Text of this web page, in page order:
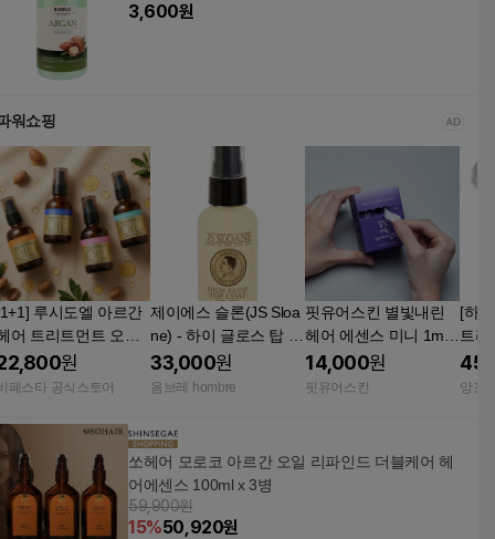
3,600원
워쇼핑
루시도엘 아르간
어 트리트먼트 오일
원
페스타 공식스토어
제이에스 슬론(JS Sloa
ne) - 하이 글로스 탑 코
트 헤어 아르간 오일 60
ml
33,000원
옴브레 hombre
핏유어스킨 별빛내린
헤어 에센스 미니 1ml 2
8개 휴대용 여행용 아
르간 오일 플로럴머스
14,000원
핏유어스킨
[하
트리
l
앙포
쏘헤어 모로코 아르간 오일 리파인드 더블케어 헤
어에센스 100ml x 3병
59,900원
15%50,920원